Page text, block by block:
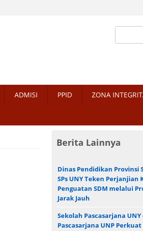
ADMISI PPID ZONA
Berita Lainnya
Dinas Pendidikan Provinsi
SPs UNY Teken Perjanjian
Penguatan SDM melalui
Jarak Jauh
Sekolah Pascasarjana
Pascasarjana UNP